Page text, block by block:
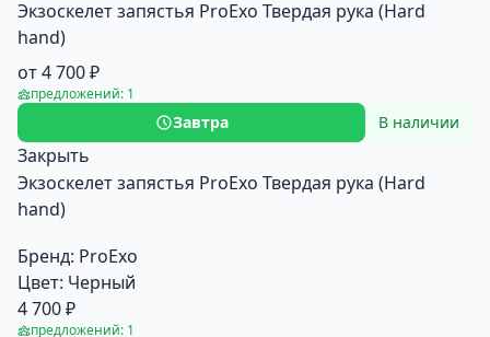
Экзоскелет запястья ProExo Твердая рука (Hard
hand)
от 4 700 ₽
предложений: 1
Завтра В наличии
Закрыть
Экзоскелет запястья ProExo Твердая рука (Hard
hand)
Бренд: ProExo
Цвет: Черный
4 700 ₽
предложений: 1